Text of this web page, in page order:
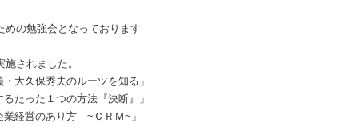
めの勉強会となっております
されました。
大久保秀夫のルーツを知る」
たった１つの方法『決断』」
業経営のあり方 ~ ＣＲＭ~ 」